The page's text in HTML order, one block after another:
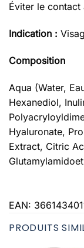
Éviter le contact
Indication :
Composition
Aqua (Water,
Hexanediol,
Hyaluronate,
Extract, Citric
EAN:
PRODUITS